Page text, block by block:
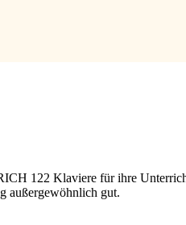
122 Klaviere für ihre
außergewöhnlich gut.